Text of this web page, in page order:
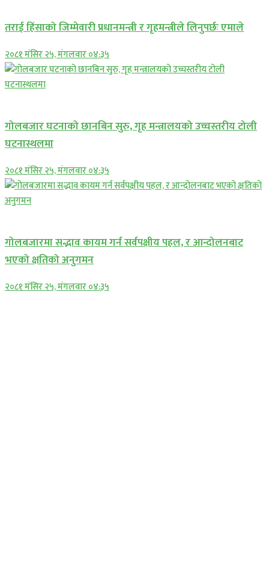
तराई हिंसाको जिम्मेवारी प्रधानमन्त्री र गृहमन्त्रीले लिनुपर्छः एमाले
२०८१ मंसिर २५, मंगलवार ०४:३५
गोलबजार घटनाको छानबिन सुरु, गृह मन्त्रालयको उच्चस्तरीय टोली
घटनास्थलमा
२०८१ मंसिर २५, मंगलवार ०४:३५
गोलबजारमा सद्भाव कायम गर्न सर्वपक्षीय पहल, र आन्दोलनबाट
भएको क्षतिको अनुगमन
२०८१ मंसिर २५, मंगलवार ०४:३५